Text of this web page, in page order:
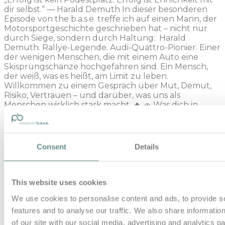
Consent Details
This website uses cookies
We use cookies to personalise content and ads, to provide
features and to analyse our traffic. We also share
of our site with our social media, advertising and analytics
dir selbst.“ — Harald Demuth In dieser besonderen
Episode von the b.a.s.e. treffe ich auf einen Mann, der
Motorsportgeschichte geschrieben hat – nicht nur
durch Siege, sondern durch Haltung: Harald
Demuth. Rallye-Legende. Audi-Quattro-Pionier. Einer
der wenigen Menschen, die mit einem Auto eine
Skisprungschanze hochgefahren sind. Ein Mensch,
der weiß, was es heißt, am Limit zu leben.
Willkommen zu einem Gespräch über Mut, Demut,
Risiko, Vertrauen – und darüber, was uns als
Menschen wirklich stark macht. 🔥 🚗 Was dich in
dieser Episode erwartet: • Die frühen Jahre: Warum
Geschwindigkeit für Harald schon als Kind mehr war
schlechter Ratgeber ist – und Respekt über Leben,
Leistung und Erfolg entscheidet. • Leben am
Limit: Rallye ohne Auslaufzonen, Entscheidungen in
wenn kein Raum für Fehler bleibt? • Der Audi-
Revolutionen und echte Pionierarbeit „auf der
grünen Wiese“. • Der Crash: Ein Testunfall, ein
Krankenhaus, ein Zettel mit „Plus“ und „Minus“ – und